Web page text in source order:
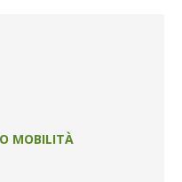
MOBILITÀ